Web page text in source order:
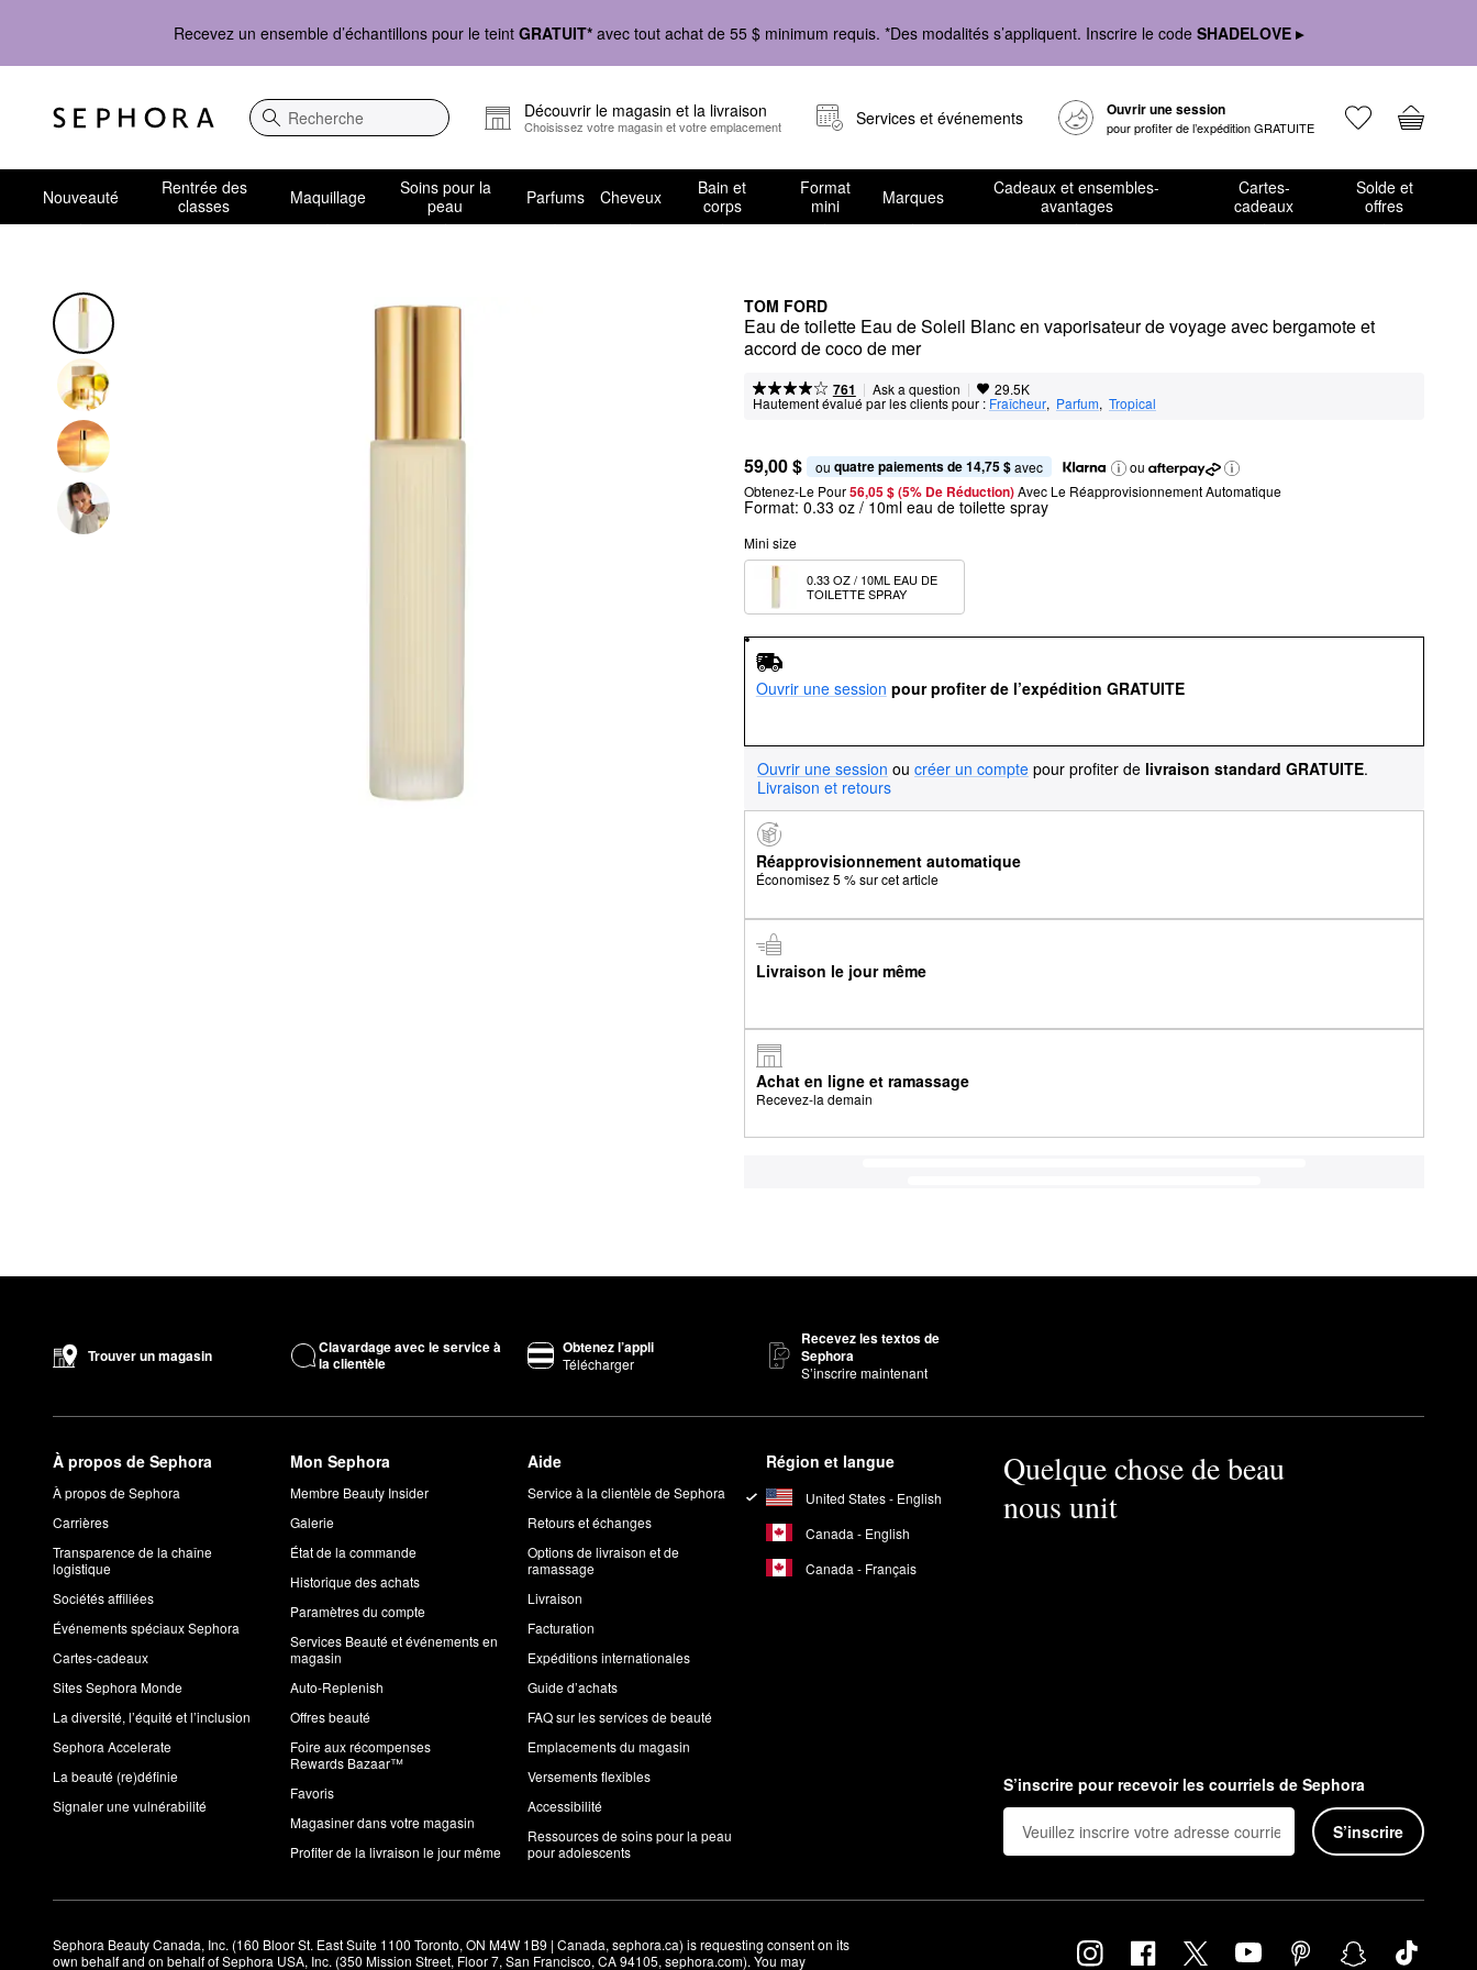
Recevez un ensemble d’échantillons pour le teint GRATUIT* avec tout achat de 55 $ minimum requis. *Des modalités s’appliquent. Inscrire le code SHADELOVE ▸
Recherche
Découvrir le magasin et la livraison
Choisissez votre magasin et votre emplacement Services et événements Ouvrir une session
pour profiter de l’expédition GRATUITE
Nouveauté
Rentrée des
classes
Maquillage
Soins pour la
peau
Parfums Cheveux
Bain et
corps
Format
mini
Marques
Cadeaux et ensembles-
avantages
Cartes-
cadeaux
Solde et
offres
TOM FORD
Eau de toilette Eau de Soleil Blanc en vaporisateur de voyage avec bergamote et
accord de coco de mer
761 | Ask a question | 29.5K
Hautement évalué par les clients pour : Fraîcheur, Parfum, Tropical
59,00 $ ou quatre paiements de 14,75 $ avec
ou
Obtenez-Le Pour56,05 $ (5% De Réduction) Avec Le Réapprovisionnement Automatique
Format: 0.33 oz / 10ml eau de toilette spray
Mini size
0.33 OZ / 10ML EAU DE
TOILETTE SPRAY
Ouvrir une session pour profiter de l’expédition GRATUITE
Ouvrir une session ou créer un compte pour profiter de livraison standard GRATUITE.
Livraison et retours
Réapprovisionnement automatique
Économisez 5 % sur cet article
Livraison le jour même
Achat en ligne et ramassage
Recevez-la demain
Trouver un magasin
Clavardage avec le service à
la clientèle
Obtenez l’appli
Télécharger
Recevez les textos de
Sephora
S’inscrire maintenant
À propos de Sephora
À propos de Sephora
Carrières
Transparence de la chaîne
logistique
Sociétés affiliées
Événements spéciaux Sephora
Cartes-cadeaux
Sites Sephora Monde
La diversité, l’équité et l’inclusion
Sephora Accelerate
La beauté (re)définie
Signaler une vulnérabilité
Mon Sephora
Membre Beauty Insider
Galerie
État de la commande
Historique des achats
Paramètres du compte
Services Beauté et événements en
magasin
Auto-Replenish
Offres beauté
Foire aux récompenses
Rewards Bazaar™
Favoris
Magasiner dans votre magasin
Profiter de la livraison le jour même
Aide
Service à la clientèle de Sephora
Retours et échanges
Options de livraison et de
ramassage
Livraison
Facturation
Expéditions internationales
Guide d’achats
FAQ sur les services de beauté
Emplacements du magasin
Versements flexibles
Accessibilité
Ressources de soins pour la peau
pour adolescents
Région et langue
United States - English
Canada - English
Canada - Français
Quelque chose de beau
nous unit
S’inscrire pour recevoir les courriels de Sephora
S’inscrire
Sephora Beauty Canada, Inc. (160 Bloor St. East Suite 1100 Toronto, ON M4W 1B9 | Canada, sephora.ca) is requesting consent on its
own behalf and on behalf of Sephora USA, Inc. (350 Mission Street, Floor 7, San Francisco, CA 94105, sephora.com). You may